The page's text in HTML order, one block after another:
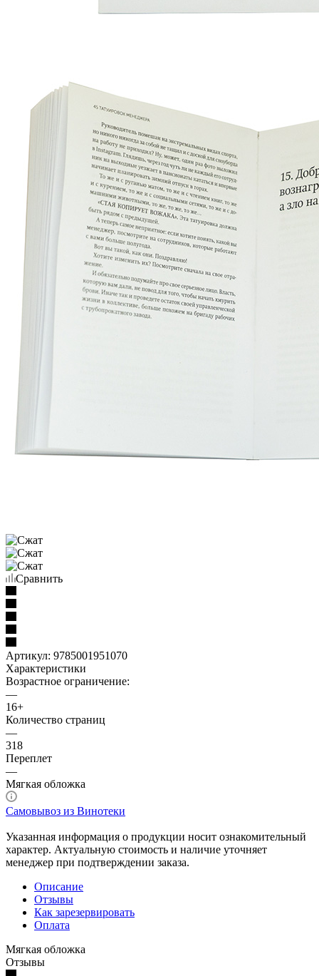
Сравнить
Артикул: 9785001951070
Характеристики
Возрастное ограничение:
—
16+
Количество страниц
—
318
Переплет
—
Мягкая обложка
Самовывоз из Винотеки
Указанная информация о продукции носит ознакомительный
характер. Актуальную стоимость и наличие уточняет
менеджер при подтверждении заказа.
Описание
Отзывы
Как зарезервировать
Оплата
Мягкая обложка
Отзывы